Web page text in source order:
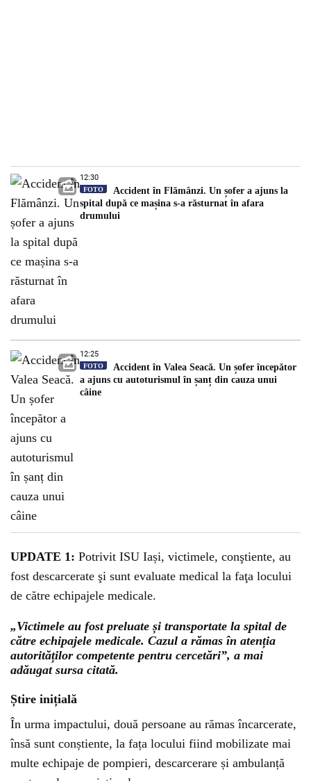
12:30
FOTO
Accident în Flămânzi. Un șofer a ajuns la
spital după ce mașina s-a răsturnat în afara
drumului
12:25
FOTO
Accident în Valea Seacă. Un șofer începător
a ajuns cu autoturismul în șanț din cauza unui
câine
UPDATE 1: Potrivit ISU Iași, victimele, conştiente, au
fost descarcerate şi sunt evaluate medical la faţa locului
de către echipajele medicale.
„Victimele au fost preluate și transportate la spital de
către echipajele medicale. Cazul a rămas în atenția
autorităților competente pentru cercetări”, a mai
adăugat sursa citată.
Știre inițială
În urma impactului, două persoane au rămas încarcerate,
însă sunt conștiente, la fața locului fiind mobilizate mai
multe echipaje de pompieri, descarcerare și ambulanță